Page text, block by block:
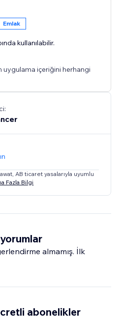
the CMS collection. You
using the multiple
built-in form of the app.
Emlak
kullanılabilir.
içeriğini herhangi
AB ticaret yasalarıyla uyumlu
Fazla Bilgi
almamış. İlk
abonelikler